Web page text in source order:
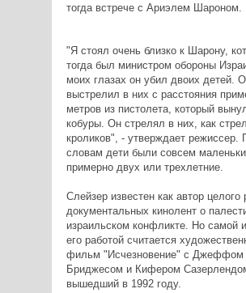
тогда встрече с Ариэлем Шароном.
"Я стоял очень близко к Шарону,
тогда был министром обороны
моих глазах он убил двоих детей.
выстрелил в них с расстояния
метров из пистолета, который
кобуры. Он стрелял в них, как
кроликов", - утверждает режиссер.
словам дети были совсем
примерно двух или трехлетние.
Слейзер известен как автор целого
документальных кинолент о
израильском конфликте. Но самой
его работой считается
фильм "Исчезновение" с Джеффом
Бриджесом и Кифером
вышедший в 1992 году.